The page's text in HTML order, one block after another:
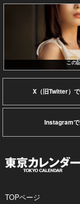
この
X（旧Twitter）
Instagramで
TOPページ